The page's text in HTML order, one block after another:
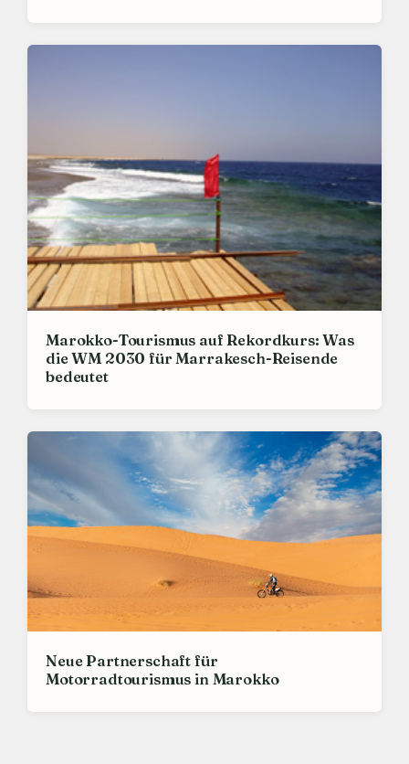
Marokko-Tourismus auf Rekordkurs: Was
die WM 2030 für Marrakesch-Reisende
bedeutet
Neue Partnerschaft für
Motorradtourismus in Marokko